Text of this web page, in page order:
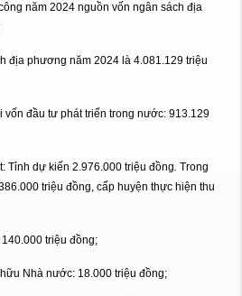
năm 2024 nguồn vốn ngân sách địa
địa phương năm 2024 là 4.081.129 triệu
đầu tư phát triển trong nước: 913.129
Tỉnh dự kiến 2.976.000 triệu đồng. Trong
triệu đồng, cấp huyện thực hiện thu
triệu đồng;
Nhà nước: 18.000 triệu đồng;